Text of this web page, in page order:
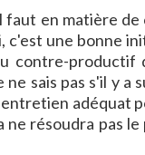
en matière de
une bonne
contre-productif
ne sais pas s'il y
adéquat
résoudra pas